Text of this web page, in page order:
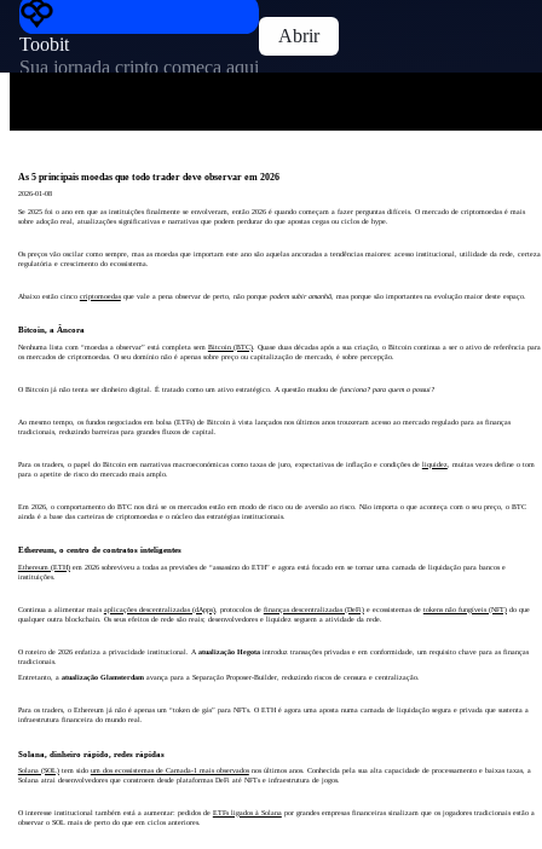
Toobit
Sua jornada cripto começa aqui
Abrir
As 5 principais moedas que todo trader deve observar em 2026
2026-01-08
Se 2025 foi o ano em que as instituições finalmente se envolveram, então 2026 é quando começam a fazer perguntas difíceis. O mercado de criptomoedas é mais
sobre adoção real, atualizações significativas e narrativas que podem perdurar do que apostas cegas ou ciclos de hype.
Os preços vão oscilar como sempre, mas as moedas que importam este ano são aquelas ancoradas a tendências maiores: acesso institucional, utilidade da rede, certeza
regulatória e crescimento do ecossistema.
Abaixo estão cinco criptomoedasque vale a pena observar de perto, não porque podem subir amanhã, mas porque são importantes na evolução maior deste espaço.
Bitcoin, a Âncora
Nenhuma lista com “moedas a observar” está completa sem Bitcoin (BTC). Quase duas décadas após a sua criação, o Bitcoin continua a ser o ativo de referência para
os mercados de criptomoedas. O seu domínio não é apenas sobre preço ou capitalização de mercado, é sobre percepção.
O Bitcoin já não tenta ser dinheiro digital. É tratado como um ativo estratégico. A questão mudou de funciona? para quem o possui?
Ao mesmo tempo, os fundos negociados em bolsa (ETFs) de Bitcoin à vista lançados nos últimos anos trouxeram acesso ao mercado regulado para as finanças
tradicionais, reduzindo barreiras para grandes fluxos de capital.
Para os traders, o papel do Bitcoin em narrativas macroeconómicas como taxas de juro, expectativas de inflação e condições de liquidez, muitas vezes define o tom
para o apetite de risco do mercado mais amplo.
Em 2026, o comportamento do BTC nos dirá se os mercados estão em modo de risco ou de aversão ao risco. Não importa o que aconteça com o seu preço, o BTC
ainda é a base das carteiras de criptomoedas e o núcleo das estratégias institucionais.
Ethereum, o centro de contratos inteligentes
Ethereum (ETH)em 2026 sobreviveu a todas as previsões de “assassino do ETH” e agora está focado em se tornar uma camada de liquidação para bancos e
instituições.
Continua a alimentar mais aplicações descentralizadas (dApps), protocolos de finanças descentralizadas (DeFi)e ecossistemas de tokens não fungíveis (NFT)do que
qualquer outra blockchain. Os seus efeitos de rede são reais; desenvolvedores e liquidez seguem a atividade da rede.
O roteiro de 2026 enfatiza a privacidade institucional. A atualização Hegotaintroduz transações privadas e em conformidade, um requisito chave para as finanças
tradicionais.
Entretanto, a atualização Glamsterdamavança para a Separação Proposer-Builder, reduzindo riscos de censura e centralização.
Para os traders, o Ethereum já não é apenas um “token de gás” para NFTs. O ETH é agora uma aposta numa camada de liquidação segura e privada que sustenta a
infraestrutura financeira do mundo real.
Solana, dinheiro rápido, redes rápidas
Solana (SOL)tem sido um dos ecossistemas de Camada-1 mais observadosnos últimos anos. Conhecida pela sua alta capacidade de processamento e baixas taxas, a
Solana atrai desenvolvedores que constroem desde plataformas DeFi até NFTs e infraestrutura de jogos.
O interesse institucional também está a aumentar: pedidos de ETFs ligados à Solanapor grandes empresas financeiras sinalizam que os jogadores tradicionais estão a
observar o SOL mais de perto do que em ciclos anteriores.